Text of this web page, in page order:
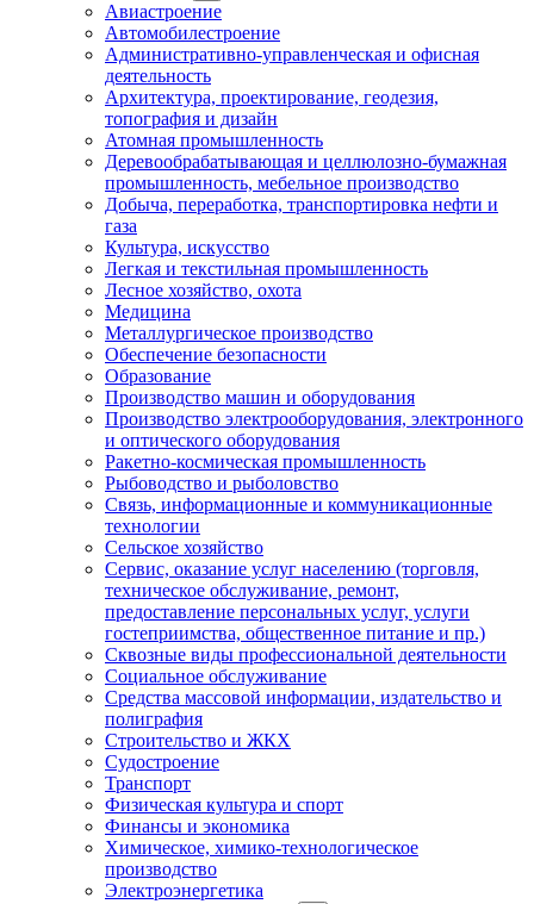
Авиастроение
Автомобилестроение
Административно-управленческая и офисная
деятельность
Архитектура, проектирование, геодезия,
топография и дизайн
Атомная промышленность
Деревообрабатывающая и целлюлозно-бумажная
промышленность, мебельное производство
Добыча, переработка, транспортировка нефти и
газа
Культура, искусство
Легкая и текстильная промышленность
Лесное хозяйство, охота
Медицина
Металлургическое производство
Обеспечение безопасности
Образование
Производство машин и оборудования
Производство электрооборудования, электронного
и оптического оборудования
Ракетно-космическая промышленность
Рыбоводство и рыболовство
Связь, информационные и коммуникационные
технологии
Сельское хозяйство
Сервис, оказание услуг населению (торговля,
техническое обслуживание, ремонт,
предоставление персональных услуг, услуги
гостеприимства, общественное питание и пр.)
Сквозные виды профессиональной деятельности
Социальное обслуживание
Средства массовой информации, издательство и
полиграфия
Строительство и ЖКХ
Судостроение
Транспорт
Физическая культура и спорт
Финансы и экономика
Химическое, химико-технологическое
производство
Электроэнергетика